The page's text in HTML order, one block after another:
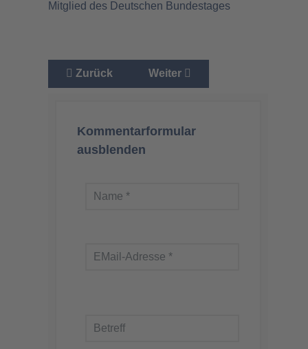
Mitglied des Deutschen Bundestages
Vorheriger Beitrag: Ja, die AfD tritt für ein
Zurück Nächster Beitrag: An
Weiter
Kommentarformular
ausblenden